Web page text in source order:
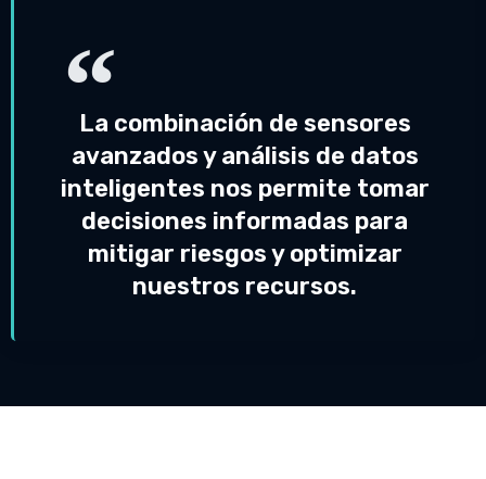
La combinación de sensores
avanzados y análisis de datos
inteligentes nos permite tomar
decisiones informadas para
mitigar riesgos y optimizar
nuestros recursos.